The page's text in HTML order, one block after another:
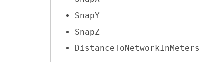
SnapY
SnapZ
DistanceToNetworkInMeters